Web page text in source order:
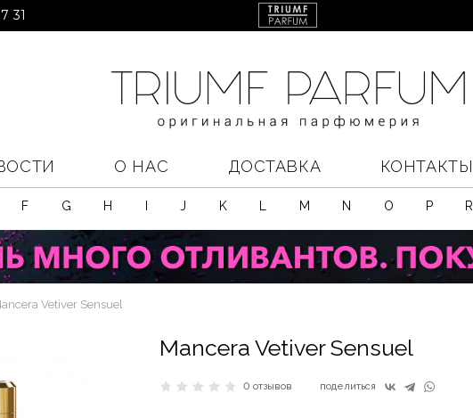
31
О НАС ДОСТАВКА КОНТАКТЫ
F G H J K M N O P R
Vetiver Sensuel
Mancera Vetiver Sensuel
0 отзывов поделиться